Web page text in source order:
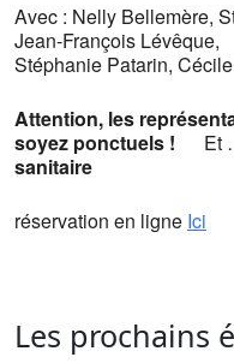
Avec : Nelly Bellemère,
Jean-François Lévêque,
Stéphanie Patarin,
Attention, les
soyez ponctuels ! Et
sanitaire
réservation en ligne Ici
Les prochains